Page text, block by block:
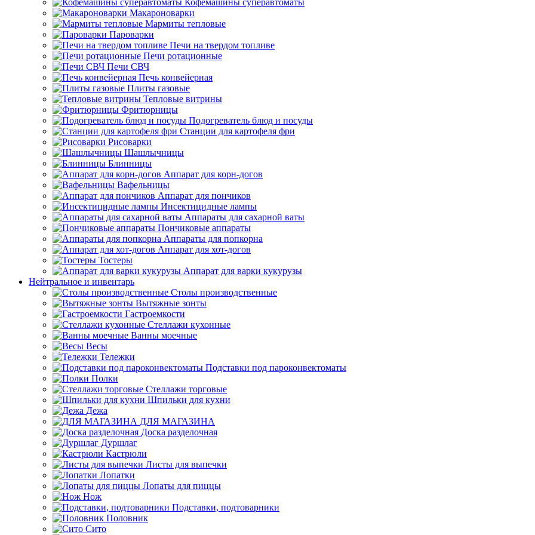
Кофемашины суперавтоматы
Макароноварки
Мармиты тепловые
Пароварки
Печи на твердом топливе
Печи ротационные
Печи СВЧ
Печь конвейерная
Плиты газовые
Тепловые витрины
Фритюрницы
Подогреватель блюд и посуды
Станции для картофеля фри
Рисоварки
Шашлычницы
Блинницы
Аппарат для корн-догов
Вафельницы
Аппарат для пончиков
Инсектицидные лампы
Аппараты для сахарной ваты
Пончиковые аппараты
Аппараты для попкорна
Аппарат для хот-догов
Тостеры
Аппарат для варки кукурузы
Нейтральное и инвентарь
Столы производственные
Вытяжные зонты
Гастроемкости
Стеллажи кухонные
Ванны моечные
Весы
Тележки
Подставки под пароконвектоматы
Полки
Стеллажи торговые
Шпильки для кухни
Дежа
ДЛЯ МАГАЗИНА
Доска разделочная
Дуршлаг
Кастрюли
Листы для выпечки
Лопатки
Лопаты для пиццы
Нож
Подставки, подтоварники
Половник
Сито